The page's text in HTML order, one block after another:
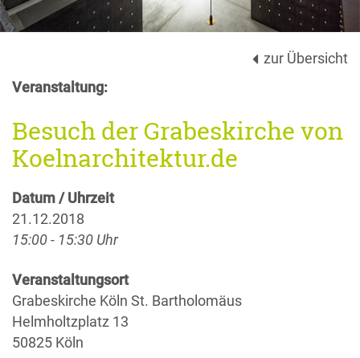
zur Übersicht
Veranstaltung:
Besuch der Grabeskirche von
Koelnarchitektur.de
Datum / Uhrzeit
21.12.2018
15:00 - 15:30 Uhr
Veranstaltungsort
Grabeskirche Köln St. Bartholomäus
Helmholtzplatz 13
50825 Köln